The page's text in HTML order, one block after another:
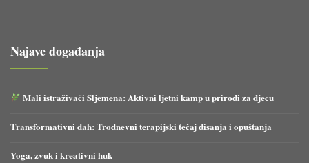
Najave događanja
Mali istraživači Sljemena: Aktivni ljetni kamp u prirodi za djecu
Transformativni dah: Trodnevni terapijski tečaj disanja i opuštanja
Yoga, zvuk i kreativni huk